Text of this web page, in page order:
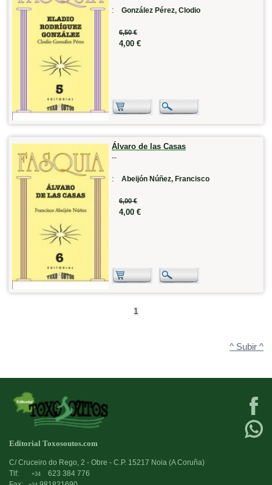
: González Pérez, Clodio
6,50 €
4,00 €
Álvaro de las Casas
--
: Abeijón Núñez, Francisco
6,00 €
4,00 €
1
^ Subir ^
Editorial Toxosoutos.com
C/ Cruceiro do Rego, 2 - Obre - C.P. 15217 Noia (A Coruña)
Tlf:
+34
623 384 776